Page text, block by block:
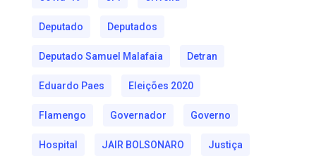
Deputado Deputados
Deputado Samuel Malafaia Detran
Eduardo Paes Eleições 2020
Flamengo Governador Governo
Hospital JAIR BOLSONARO Justiça